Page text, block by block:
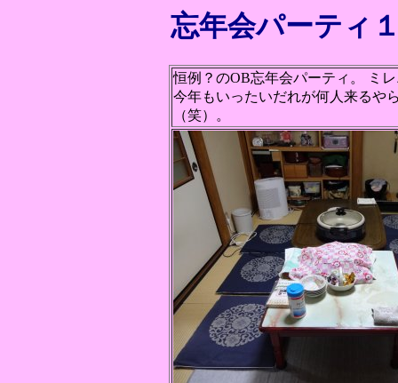
忘年会パーティ
恒例？のOB忘年会パーティ。 ミ
今年もいったいだれが何人来るや
（笑）。